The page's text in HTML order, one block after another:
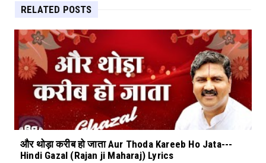
RELATED POSTS
और थोड़ा करीब हो जाता Aur Thoda Kareeb Ho Jata---
Hindi Gazal (Rajan ji Maharaj) Lyrics